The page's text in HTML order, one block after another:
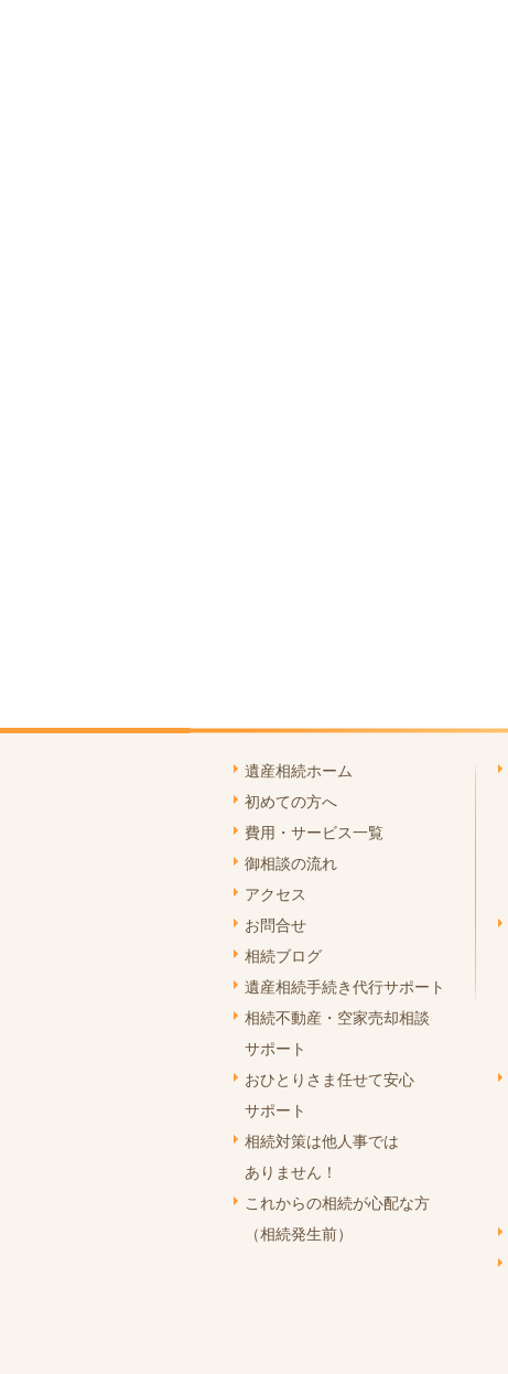
遺産相続ホーム
初めての方へ
費用・サービス一覧
御相談の流れ
アクセス
お問合せ
相続ブログ
遺産相続手続き代行サポート
相続不動産・空家売却相談
サポート
おひとりさま任せて安心
サポート
相続対策は他人事では
ありません！
これからの相続が心配な方
（相続発生前）